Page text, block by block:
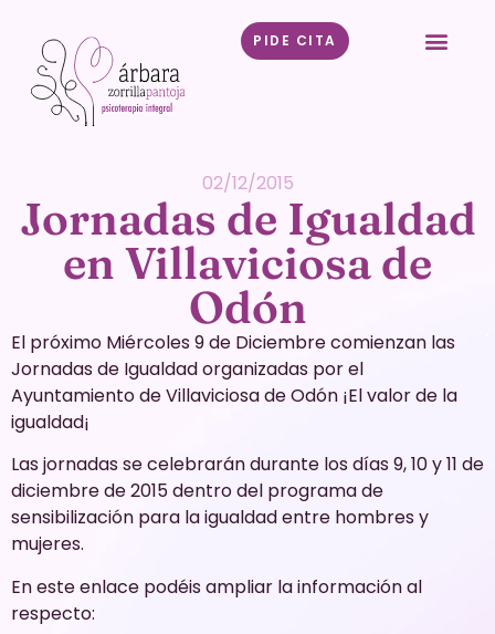
PIDE CITA
02/12/2015
Jornadas de Igualdad
en Villaviciosa de
Odón
El próximo Miércoles 9 de Diciembre comienzan las
Jornadas de Igualdad organizadas por el
Ayuntamiento de Villaviciosa de Odón ¡El valor de la
igualdad¡
Las jornadas se celebrarán durante los días 9, 10 y 11 de
diciembre de 2015 dentro del programa de
sensibilización para la igualdad entre hombres y
mujeres.
En este enlace podéis ampliar la información al
respecto: